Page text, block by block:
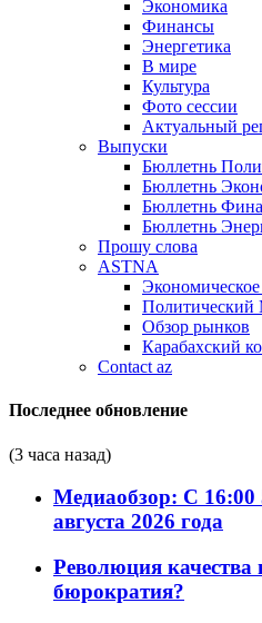
Экономика
Финансы
Энергетика
В мире
Культура
Фото сессии
Актуальный
Выпуски
Бюллетнь
Бюллетнь
Бюллетнь
Бюллетнь
Прошу слова
ASTNA
Политический
Обзор рынков
Карабахский
Contact az
Последнее обновление
(3 часа назад)
Медиаобзор: С 16:00
августа 2026 года
Революция
бюрократия?